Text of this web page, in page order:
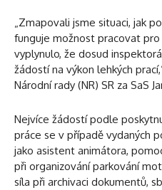
„Zmapovali jsme situaci, jak
funguje možnost pracovat pro
vyplynulo, že dosud
žádostí na výkon lehkých
Národní rady (NR) SR za SaS
Nejvíce žádostí podle
práce se v případě vydaných
jako asistent animátora,
při organizování parkování
síla při archivaci dokumentů,